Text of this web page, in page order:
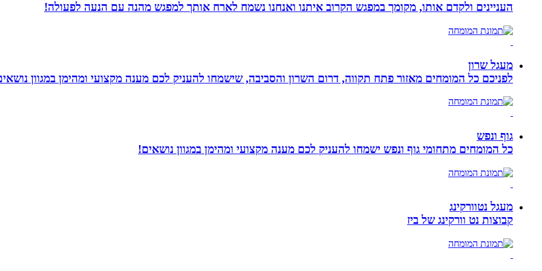
העניינים ולקדם אותו, מקומך במפגש הקרוב איתנו ואנחנו נשמח לארח אותך למפגש מהנה עם הנעה לפעולה!
מעגל שרון
לפניכם כל המומחים מאזור פתח תקווה, דרום השרון והסביבה, שישמחו להעניק לכם מענה מקצועי ומהימן במגוון
גוף ונפש
כל המומחים מתחומי גוף ונפש ישמחו להעניק לכם מענה מקצועי ומהימן במגוון נושאים!
מעגל נטוורקינג
קבוצות נט וורקינג של ביז